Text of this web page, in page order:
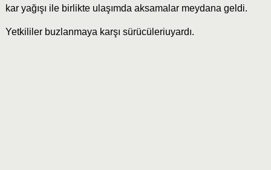
kar yağışı ile birlikte ulaşımda aksamalar meydana geldi.
Yetkililer buzlanmaya karşı sürücüleriuyardı.